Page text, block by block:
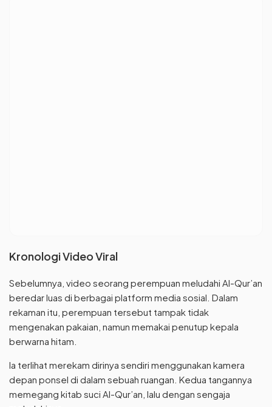
Kronologi Video Viral
Sebelumnya, video seorang perempuan meludahi Al-Qur’an
beredar luas di berbagai platform media sosial. Dalam
rekaman itu, perempuan tersebut tampak tidak
mengenakan pakaian, namun memakai penutup kepala
berwarna hitam.
Ia terlihat merekam dirinya sendiri menggunakan kamera
depan ponsel di dalam sebuah ruangan. Kedua tangannya
memegang kitab suci Al-Qur’an, lalu dengan sengaja